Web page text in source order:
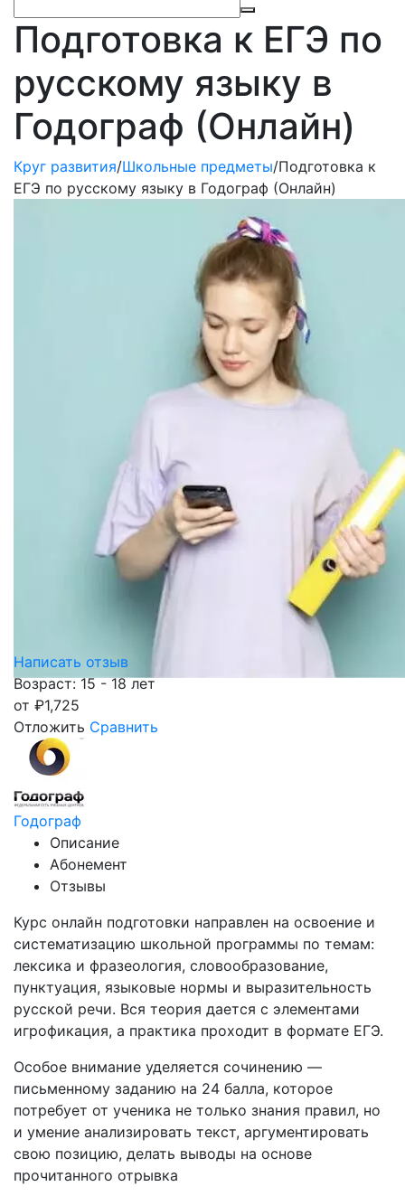
Подготовка к ЕГЭ по
русскому языку в
Годограф (Онлайн)
Круг развития/Школьные предметы/Подготовка к
ЕГЭ по русскому языку в Годограф (Онлайн)
Написать отзыв
Возраст: 15 - 18 лет
от ₽1,725
Отложить Сравнить
Годограф
Описание
Абонемент
Отзывы
Курс онлайн подготовки направлен на освоение и
систематизацию школьной программы по темам:
лексика и фразеология, словообразование,
пунктуация, языковые нормы и выразительность
русской речи. Вся теория дается с элементами
игрофикация, а практика проходит в формате ЕГЭ.
Особое внимание уделяется сочинению —
письменному заданию на 24 балла, которое
потребует от ученика не только знания правил, но
и умение анализировать текст, аргументировать
свою позицию, делать выводы на основе
прочитанного отрывка